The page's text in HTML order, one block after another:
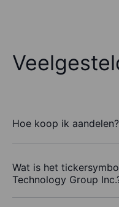
Hoe koop ik aandelen?
Wat is het
Technology Group